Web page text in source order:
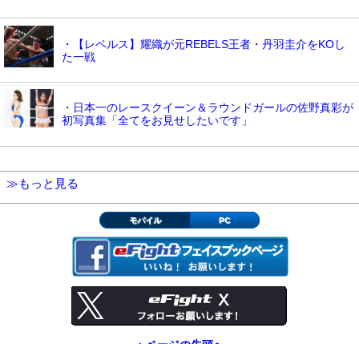
・【レベルス】耀織が元REBELS王者・丹羽圭介をKOし
た一戦
・日本一のレースクイーン＆ラウンドガールの佐野真彩が
初写真集「全てをお見せしたいです」
≫もっと見る
モバイル PC